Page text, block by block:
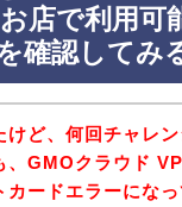
店で利用可
確認してみ
けど、何回チャレン
、GMOクラウド
カードエラーになっ